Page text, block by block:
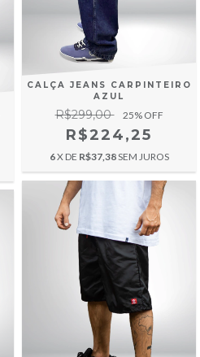
CALÇA JEANS CARPINTEIRO
AZUL
R$299,00 25% OFF
R$224,25
6X DE R$37,38SEM JUROS